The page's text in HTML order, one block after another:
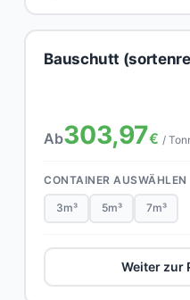
Bauschutt
Ab303,97€ /
CONTAINER AUSWÄHLEN
3m³ 5m³ 7m³
Weiter zur